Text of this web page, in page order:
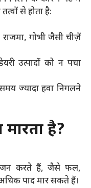
से होता है:
राजमा, गोभी जैसी चीज़ें
उत्पादों को न पचा
ज्यादा हवा निगलने
है?
करते हैं, जैसे फल,
पाद मार सकते हैं।